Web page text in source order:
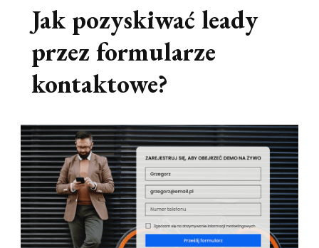
Jak pozyskiwać leady
przez formularze
kontaktowe?